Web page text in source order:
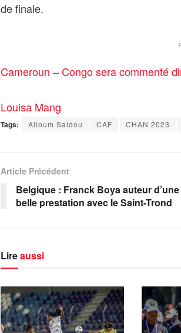
de finale.
Cameroun – Congo sera commenté
Louisa Mang
Tags: Alioum Saidou CAF CHAN 2023
Article Précédent
Belgique : Franck Boya auteur d’une
belle prestation avec le Saint-Trond
Lireaussi